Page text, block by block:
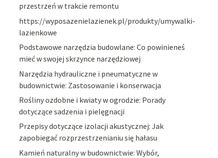
przestrzeń w trakcie remontu
https://wyposazenielazienek.pl/produkty/umywalki-
lazienkowe
Podstawowe narzędzia budowlane: Co powinieneś
mieć w swojej skrzynce narzędziowej
Narzędzia hydrauliczne i pneumatyczne w
budownictwie: Zastosowanie i konserwacja
Rośliny ozdobne i kwiaty w ogrodzie: Porady
dotyczące sadzenia i pielęgnacji
Przepisy dotyczące izolacji akustycznej: Jak
zapobiegać rozprzestrzenianiu się hałasu
Kamień naturalny w budownictwie: Wybór,